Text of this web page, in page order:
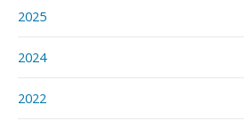
2025
2024
2022